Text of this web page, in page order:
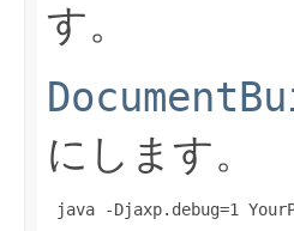
す。
にします。
java -Djaxp.debug=1